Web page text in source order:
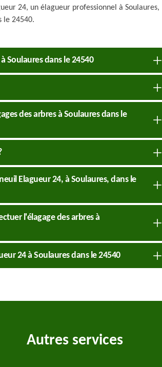
24, un élagueur professionnel à Soulaures,
le 24540.
Soulaures dans le 24540
des arbres à Soulaures dans le
Elagueur 24, à Soulaures, dans le
l'élagage des arbres à
24 à Soulaures dans le 24540
Autres services